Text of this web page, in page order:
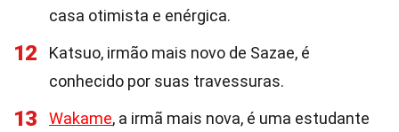
casa otimista e enérgica.
12
Katsuo, irmão mais novo de Sazae, é
conhecido por suas travessuras.
13 Wakame, a irmã mais nova, é uma estudante